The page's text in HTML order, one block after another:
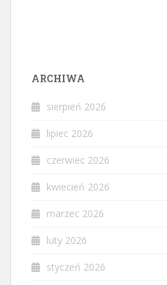
ARCHIWA
sierpień 2026
lipiec 2026
czerwiec 2026
kwiecień 2026
marzec 2026
luty 2026
styczeń 2026